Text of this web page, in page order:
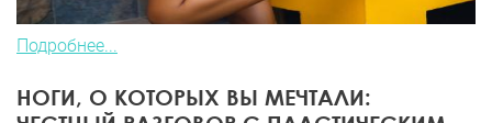
Подробнее...
НОГИ, О КОТОРЫХ ВЫ МЕЧТАЛИ: